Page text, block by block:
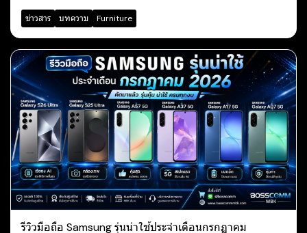
ข่าวสาร บทความ Furniture
รีวิวมือถือ Samsung รุ่นน่าใช้ประจำเดือนกรกฏาคม